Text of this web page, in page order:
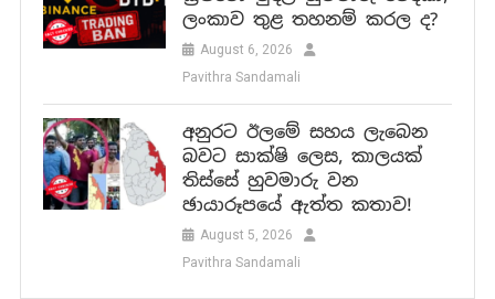
ලංකාව තුළ තහනම් කරල ද?
August 6, 2026
Pavithra Sandamali
අනුරට ඊලමේ සහය ලැබෙන
බවට සාක්ෂි ලෙස, කාලයක්
තිස්සේ හුවමාරු වන
ඡායාරූපයේ ඇත්ත කතාව!
August 5, 2026
Pavithra Sandamali